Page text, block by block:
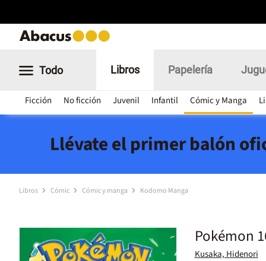
Todo Libros
Ficción No ficción Juvenil Infantil Cómic y Manga
Papelería
Llévate el primer balón
Libros Cómic Cómic y manga Kodomo Manga
Pokémon
Kusaka, Hidenori